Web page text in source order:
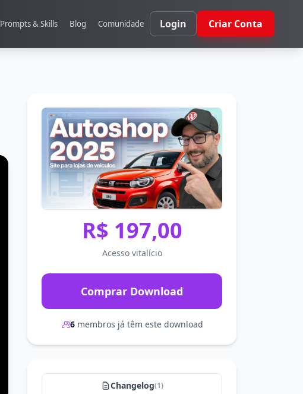
Prompts & Skills Blog Comunidade Login Criar Conta
R$ 197,00
Acesso vitalício
Comprar Download
6 membros já têm este download
Changelog(1)